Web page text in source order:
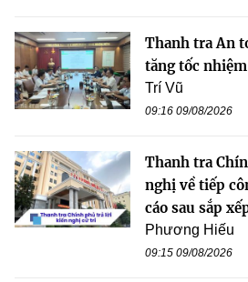
Thanh tra An
tăng tốc
Trí Vũ
09:16 09/08/2026
Thanh tra
nghị về tiếp
cáo sau sắp
Phương Hiếu
09:15 09/08/2026